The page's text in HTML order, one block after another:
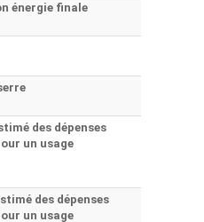
énergie finale
des dépenses
un usage
des dépenses
un usage